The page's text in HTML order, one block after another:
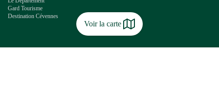
Voir la carte
Gard Tourisme
Destination Cévennes